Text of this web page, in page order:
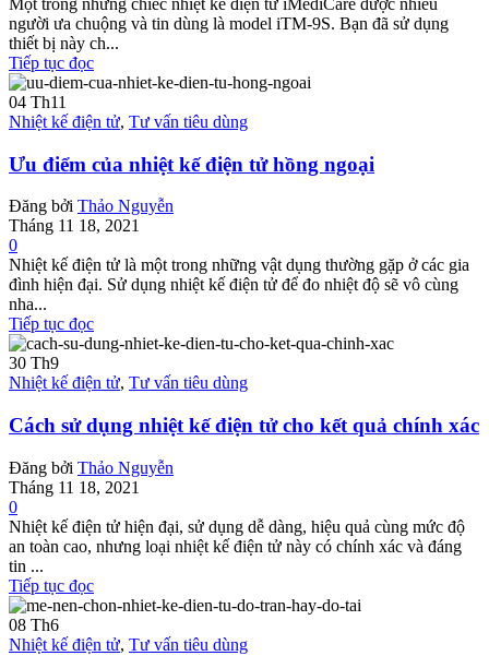
người ưa chuộng và tin dùng là model iTM-9S. Bạn đã sử dụng
thiết bị này ch...
Tiếp tục đọc
04 Th11
Nhiệt kế điện tử, Tư vấn tiêu dùng
Ưu điểm của nhiệt kế điện tử hồng ngoại
Đăng bởi Thảo Nguyễn
Tháng 11 18, 2021
0
Nhiệt kế điện tử là một trong những vật dụng thường gặp ở các gia
đình hiện đại. Sử dụng nhiệt kế điện tử để đo nhiệt độ sẽ vô cùng
nha...
Tiếp tục đọc
30 Th9
Nhiệt kế điện tử, Tư vấn tiêu dùng
Cách sử dụng nhiệt kế điện tử cho kết quả chính xác
Đăng bởi Thảo Nguyễn
Tháng 11 18, 2021
0
Nhiệt kế điện tử hiện đại, sử dụng dễ dàng, hiệu quả cùng mức độ
an toàn cao, nhưng loại nhiệt kế điện tử này có chính xác và đáng
tin ...
Tiếp tục đọc
08 Th6
Nhiệt kế điện tử, Tư vấn tiêu dùng